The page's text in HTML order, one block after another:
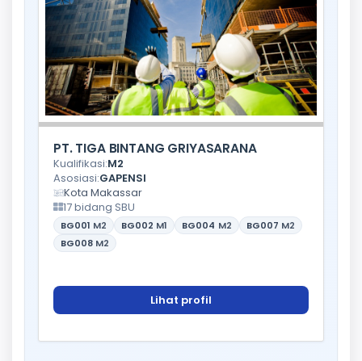
PT. TIGA BINTANG GRIYASARANA
Kualifikasi:M2
Asosiasi:GAPENSI
Kota Makassar
17 bidang SBU
BG001 M2 BG002 M1 BG004 M2 BG007 M2
BG008 M2
Lihat profil